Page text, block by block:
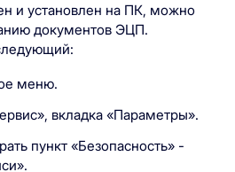
и установлен на ПК, можно
документов ЭЦП.
меню.
вкладка «Параметры».
пункт «Безопасность» -